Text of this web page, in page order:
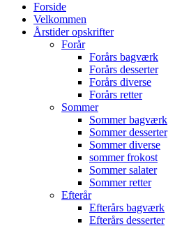
Menu
Forside
Velkommen
Årstider opskrifter
Forår
Forårs bagværk
Forårs desserter
Forårs diverse
Forårs retter
Sommer
Sommer bagværk
Sommer desserter
Sommer diverse
sommer frokost
Sommer salater
Sommer retter
Efterår
Efterårs bagværk
Efterårs desserter